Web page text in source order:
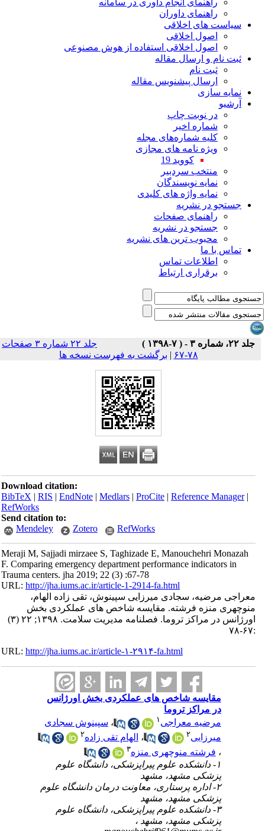
راهنمای انجام داوری در سامانه
راهنمای داوران
سیاست های اخلاقی
اصول اخلاقی
اصول اخلاقی استفاده از هوش مصنوعی
ثبت نام و ارسال مقاله
ثبت نام
ارسال پیشنویس مقاله
نمایه سازی
آرشیو
در نوبت چاپ
شماره اخیر
کلیه شماره‌های مجله
ویژه نامه های مجازی
کووید 19
منتخب سردبیر
نمایه نویسندگان
نمایه واژه های کلیدی
جستجو در نشریه
راهنمای صفحات
جستجو در نشریه
محبوب ترین های نشریه
تماس با ما
اطلاعات تماس
برقراری ارتباط
جلد ۲۲، شماره ۳ - ( ۷-۱۳۹۸ )
جلد ۲۲ شماره ۳ صفحات
۷۸-۶۷
| برگشت به فهرست نسخه ها
Download citation:
BibTeX|RIS|EndNote|Medlars|ProCite|Reference Manager
RefWorks
Send citation to:
Mendeley
Zotero RefWorks
Meraji M, Sajjadi mirzaee S, Taghizade E, Manouchehri Monazah
F. Comparing emergency department performance indicators in
Trauma centers. jha 2019; 22 (3) :67-78
URL:http://jha.iums.ac.ir/article-1-2914-fa.html
معراجی مرضیه، سجادی میرزایی سپینوش، تقی زاده الهام،
منوچهری منزه فرشته. مقایسه شاخص های عملکردی بخش
اورژانس در مراکز تروما. فصلنامه مدیریت سلامت. ۱۳۹۸; ۲۲ (۳)
URL:http://jha.iums.ac.ir/article-۱-۲۹۱۴-fa.html
مقایسه شاخص های عملکردی بخش اورژانس
در مراکز تروما
مرضیه معراجی
،سپینوش سجادی
میرزایی
،الهام تقی زاده
فرشته منوچهری منزه
۱- دانشکده علوم پیراپزشکی، دانشگاه علوم
پزشکی مشهد، مشهد
۲- اداره پرستاری، معاونت درمان دانشگاه علوم
پزشکی مشهد، مشهد
۳- دانشکده علوم پیراپزشکی، دانشگاه علوم
پزشکی مشهد، مشهد ،